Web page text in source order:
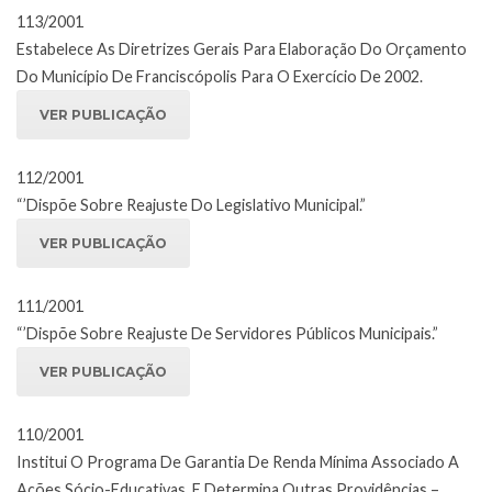
113/2001
Estabelece As Diretrizes Gerais Para Elaboração Do Orçamento
Do Município De Franciscópolis Para O Exercício De 2002.
VER PUBLICAÇÃO
112/2001
“’Dispõe Sobre Reajuste Do Legislativo Municipal.”
VER PUBLICAÇÃO
111/2001
“’Dispõe Sobre Reajuste De Servidores Públicos Municipais.”
VER PUBLICAÇÃO
110/2001
Institui O Programa De Garantia De Renda Mínima Associado A